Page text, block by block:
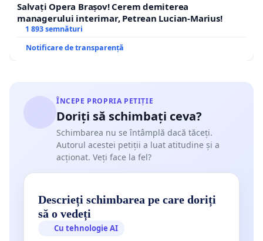
Salvați Opera Brașov! Cerem demiterea
managerului interimar, Petrean Lucian-Marius!
1 893 semnături
Notificare de transparență
ÎNCEPE PROPRIA PETIȚIE
Doriți să schimbați ceva?
Schimbarea nu se întâmplă dacă tăceți.
Autorul acestei petiții a luat atitudine și a
acționat. Veți face la fel?
Descrieți schimbarea pe care doriți
să o vedeți
Cu tehnologie AI